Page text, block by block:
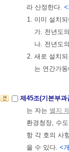
라 산정한다. <
1. 이미 설치
가. 전년도
나. 전년도
2. 새로 설치
는 연간가
제45조(기본부
는 자는 별지
환경청장, 수
항 각 호의 사
을 수 있다. <